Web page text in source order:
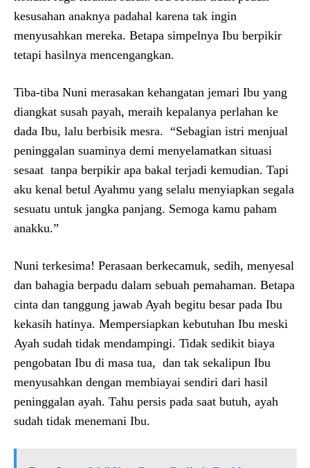
kesusahan anaknya padahal karena tak ingin
menyusahkan mereka. Betapa simpelnya Ibu berpikir
tetapi hasilnya mencengangkan.
Tiba-tiba Nuni merasakan kehangatan jemari Ibu yang
diangkat susah payah, meraih kepalanya perlahan ke
dada Ibu, lalu berbisik mesra. “Sebagian istri menjual
peninggalan suaminya demi menyelamatkan situasi
sesaat tanpa berpikir apa bakal terjadi kemudian. Tapi
aku kenal betul Ayahmu yang selalu menyiapkan segala
sesuatu untuk jangka panjang. Semoga kamu paham
anakku.”
Nuni terkesima! Perasaan berkecamuk, sedih, menyesal
dan bahagia berpadu dalam sebuah pemahaman. Betapa
cinta dan tanggung jawab Ayah begitu besar pada Ibu
kekasih hatinya. Mempersiapkan kebutuhan Ibu meski
Ayah sudah tidak mendampingi. Tidak sedikit biaya
pengobatan Ibu di masa tua, dan tak sekalipun Ibu
menyusahkan dengan membiayai sendiri dari hasil
peninggalan ayah. Tahu persis pada saat butuh, ayah
sudah tidak menemani Ibu.